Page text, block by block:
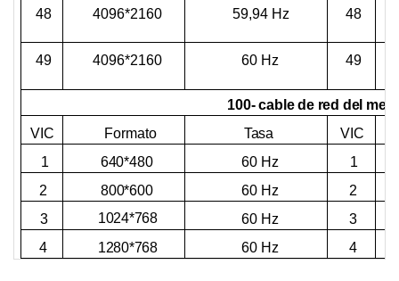
48
4096*2160 59,94 Hz 48
49 4096*2160 60 Hz 49
100-cable de red del
VIC
Formato Tasa
VIC
1
640*480 60 Hz
1
2
800*600 60 Hz
2
3
1024*768 60 Hz
3
4
1280*768 60 Hz 4